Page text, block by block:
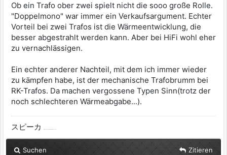
Ob ein Trafo ober zwei spielt nicht die sooo große Rolle.
"Doppelmono" war immer ein Verkaufsargument. Echter
Vorteil bei zwei Trafos ist die Wärmeentwicklung, die
besser abgestrahlt werden kann. Aber bei HiFi wohl eher
zu vernachlässigen.
Ein echter anderer Nachteil, mit dem ich immer wieder
zu kämpfen habe, ist der mechanische Trafobrumm bei
RK-Trafos. Da machen vergossene Typen Sinn(trotz der
noch schlechteren Wärmeabgabe...).
スピーカ
Suchen Zitieren